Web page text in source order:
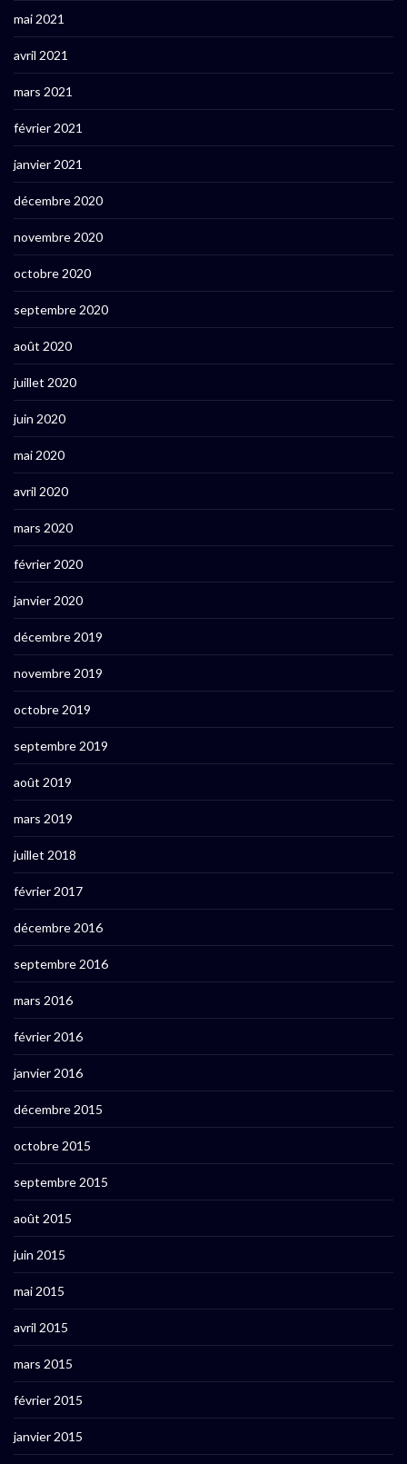
mai 2021
avril 2021
mars 2021
février 2021
janvier 2021
décembre 2020
novembre 2020
octobre 2020
septembre 2020
août 2020
juillet 2020
juin 2020
mai 2020
avril 2020
mars 2020
février 2020
janvier 2020
décembre 2019
novembre 2019
octobre 2019
septembre 2019
août 2019
mars 2019
juillet 2018
février 2017
décembre 2016
septembre 2016
mars 2016
février 2016
janvier 2016
décembre 2015
octobre 2015
septembre 2015
août 2015
juin 2015
mai 2015
avril 2015
mars 2015
février 2015
janvier 2015